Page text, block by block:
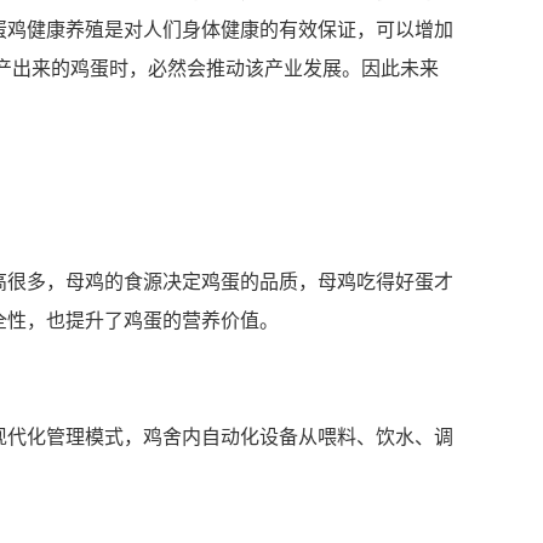
健康养殖是对人们身体健康的有效保证，可以增加
来的鸡蛋时，必然会推动该产业发展。因此未来
多，母鸡的食源决定鸡蛋的品质，母鸡吃得好蛋才
，也提升了鸡蛋的营养价值。
化管理模式，鸡舍内自动化设备从喂料、饮水、调